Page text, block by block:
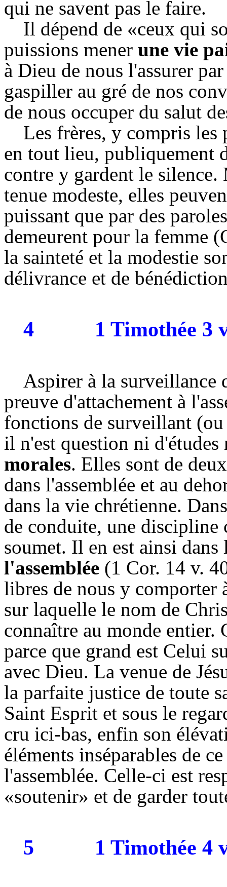
qui ne savent pas le faire.
Il dépend de «ceux qui
puissions mener une vie
à Dieu de nous l'assurer
gaspiller au gré de nos
de nous occuper du salut
Les frères, y compris les
en tout lieu, publiquement
contre y gardent le
tenue modeste, elles
puissant que par des
demeurent pour la femme
la sainteté et la modestie
délivrance et de
4 1 Timothée 3
Aspirer à la surveillance
preuve d'attachement à
fonctions de surveillant
il n'est question ni
morales. Elles sont de
dans l'assemblée et au
dans la vie chrétienne.
de conduite, une discipline
soumet. Il en est ainsi
l'assemblée (1 Cor. 14 v.
libres de nous y comporter
sur laquelle le nom de
connaître au monde entier.
parce que grand est Celui
avec Dieu. La venue de
la parfaite justice de toute
Saint Esprit et sous le
cru ici-bas, enfin son
éléments inséparables de
l'assemblée. Celle-ci est
«soutenir» et de garder
5 1 Timothée 4